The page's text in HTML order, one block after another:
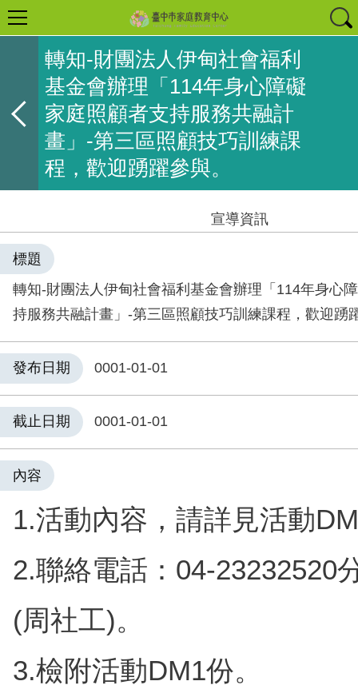
轉知-財團法人伊甸社會福利
基金會辦理「114年身心障礙
家庭照顧者支持服務共融計
畫」-第三區照顧技巧訓練課
程，歡迎踴躍參與。
宣導資訊
標題
轉知-財團法人伊甸社會福利基金會辦理「114年身心
持服務共融計畫」-第三區照顧技巧訓練課程，歡迎踴
發布日期 0001-01-01
截止日期 0001-01-01
內容
1.活動內容，請詳見活動
2.聯絡電話：04-23232520
(周社工)。
3.檢附活動DM1份。